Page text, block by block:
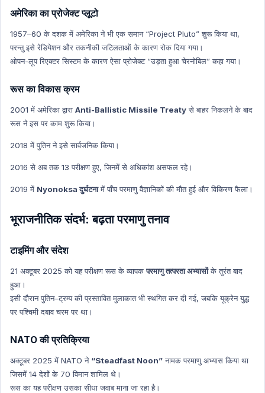
Ncert Concept Hindi
Education Hindi
अमेरिका का प्रोजेक्ट प्लूटो
1957–60 के दशक में अमेरिका ने भी एक समान “Project Pluto” शुरू किया था,
परन्तु इसे रेडियेशन और तकनीकी जटिलताओं के कारण रोक दिया गया।
ओपन-लूप रिएक्टर सिस्टम के कारण ऐसा प्रोजेक्ट “उड़ता हुआ चेरनोबिल” कहा गया।
रूस का विकास क्रम
2001 में अमेरिका द्वारा Anti-Ballistic Missile Treaty से बाहर निकलने के बाद
रूस ने इस पर काम शुरू किया।
2018 में पुतिन ने इसे सार्वजनिक किया।
2016 से अब तक 13 परीक्षण हुए, जिनमें से अधिकांश असफल रहे।
2019 में Nyonoksa दुर्घटनामें पाँच परमाणु वैज्ञानिकों की मौत हुई और विकिरण फैला।
भूराजनीतिक संदर्भ: बढ़ता परमाणु तनाव
टाइमिंग और संदेश
21 अक्टूबर 2025 को यह परीक्षण रूस के व्यापकपरमाणु तत्परता अभ्यासोंके तुरंत बाद
हुआ।
इसी दौरान पुतिन–ट्रम्प की प्रस्तावित मुलाकात भी स्थगित कर दी गई, जबकि यूक्रेन युद्ध
पर पश्चिमी दबाव चरम पर था।
NATO की प्रतिक्रिया
अक्टूबर 2025 में NATO ने “Steadfast Noon” नामक परमाणु अभ्यास किया था
जिसमें 14 देशों के 70 विमान शामिल थे।
रूस का यह परीक्षण उसका सीधा जवाब माना जा रहा है।